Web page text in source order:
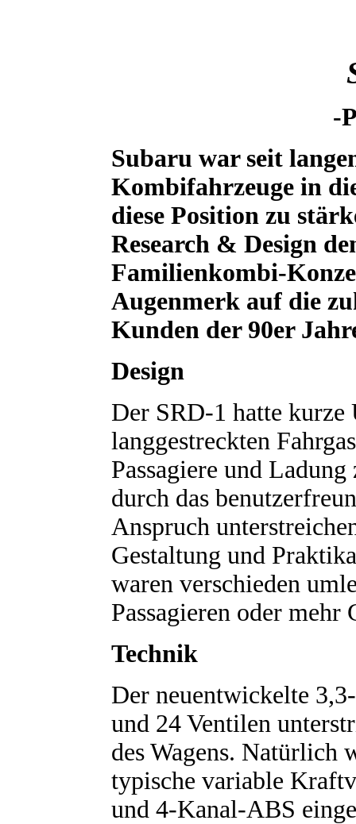
-
Subaru war seit
Kombifahrzeuge in
diese Position zu
Research & Design
Familienkombi-
Augenmerk auf die
Kunden der 90er
Design
Der SRD-1 hatte kurze
langgestreckten
Passagiere und
durch das
Anspruch
Gestaltung und
waren verschieden
Passagieren oder mehr
Technik
Der neuentwickelte
und 24 Ventilen
des Wagens. Natürlich
typische variable
und 4-Kanal-ABS